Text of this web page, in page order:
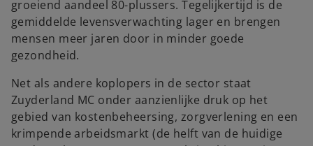
groeiend aandeel 80-plussers. Tegelijkertijd is de
gemiddelde levensverwachting lager en brengen
mensen meer jaren door in minder goede
gezondheid.
Net als andere koplopers in de sector staat
Zuyderland MC onder aanzienlijke druk op het
gebied van kostenbeheersing, zorgverlening en een
krimpende arbeidsmarkt (de helft van de huidige